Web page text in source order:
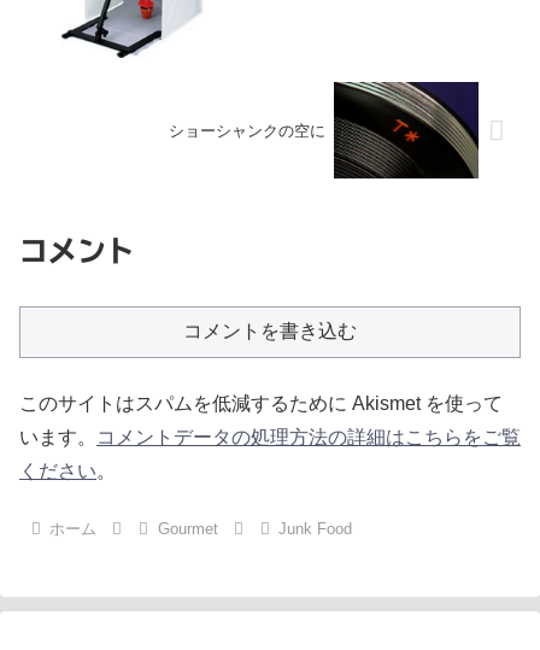
ショーシャンクの空に
コメント
コメントを書き込む
このサイトはスパムを低減するために Akismet を使って
います。
コメントデータの処理方法の詳細はこちらをご覧
ください。
ホーム Gourmet Junk Food